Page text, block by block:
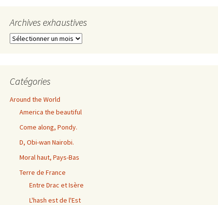
Archives exhaustives
Archives
Catégories
Around the World
America the beautiful
Come along, Pondy.
D, Obi-wan Nairobi.
Moral haut, Pays-Bas
Terre de France
Entre Drac et Isère
L'hash est de l'Est